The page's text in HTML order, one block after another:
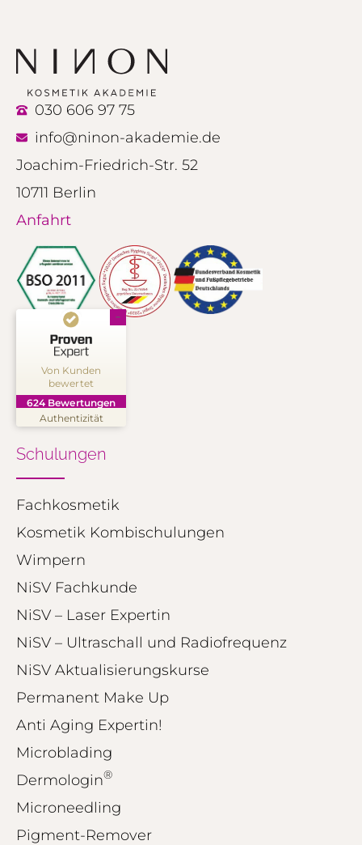
030 606 97 75
info@ninon-akademie.de
Joachim-Friedrich-Str. 52
10711 Berlin
Anfahrt
Von Kunden
bewertet
624 Bewertungen
Authentizität
Kundenbewertungen und Erfahrungen zu
NINON Kosmetik Akademie
SEHR GUT
374
anderen Quellen
Blick aufs ProvenExpert-Profil werfen
Schulungen
Fachkosmetik
Kosmetik Kombischulungen
Wimpern
NiSV Fachkunde
NiSV – Laser Expertin
NiSV – Ultraschall und Radiofrequenz
NiSV Aktualisierungskurse
Permanent Make Up
Anti Aging Expertin!
Microblading
Dermologin®
Microneedling
Pigment-Remover